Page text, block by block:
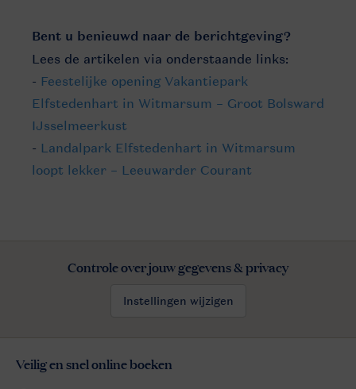
Bent u benieuwd naar de berichtgeving?
Lees de artikelen via onderstaande links:
- Feestelijke opening Vakantiepark
Elfstedenhart in Witmarsum – Groot Bolsward
IJsselmeerkust
- Landalpark Elfstedenhart in Witmarsum
loopt lekker – Leeuwarder Courant
Controle over jouw gegevens & privacy
Instellingen wijzigen
Veilig en snel online boeken